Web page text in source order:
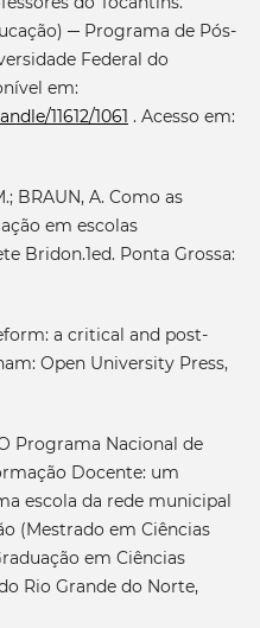
─ Programa de Pós-
Federal do
em:
11612/1061 . Acesso em:
BRAUN, A. Como as
em escolas
Bridon.1ed. Ponta Grossa:
a critical and post-
Open University Press,
Programa Nacional de
Docente: um
escola da rede municipal
(Mestrado em Ciências
em Ciências
Rio Grande do Norte,